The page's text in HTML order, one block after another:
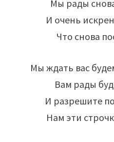
Мы рады
И очень
Что снова
Мы ждать вас
Вам рады
И разрешите
Нам эти